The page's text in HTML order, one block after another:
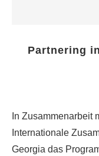
Partnering
In Zusammenarbeit
Internationale
Georgia das